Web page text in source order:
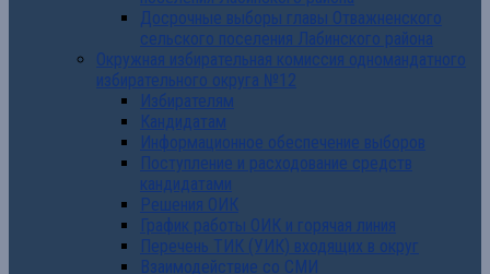
Досрочные выборы главы Отважненского
сельского поселения Лабинского района
Окружная избирательная комиссия одномандатного
избирательного округа №12
Избирателям
Кандидатам
Информационное обеспечение выборов
Поступление и расходование средств
кандидатами
Решения ОИК
График работы ОИК и горячая линия
Перечень ТИК (УИК) входящих в округ
Взаимодействие со СМИ